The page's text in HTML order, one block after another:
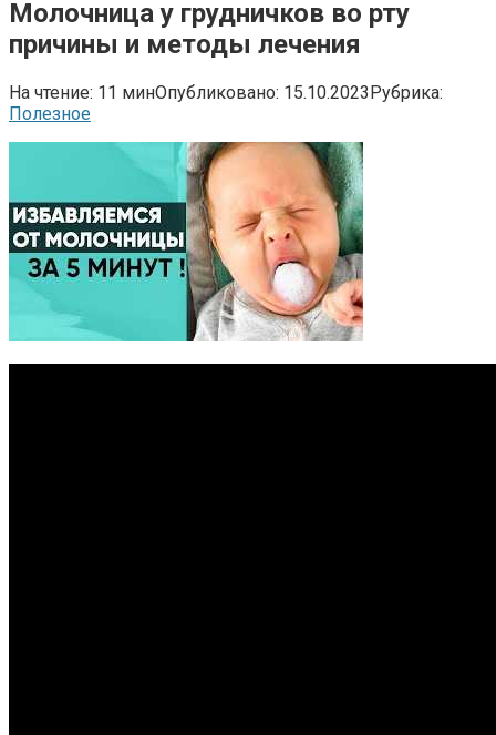
Молочница у грудничков во рту
причины и методы лечения
На чтение: 11 минОпубликовано: 15.10.2023Рубрика:
Полезное